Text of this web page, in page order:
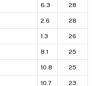
6.3 28
2.6 28
1.3 26
8.1 25
10.8 25
10.7 23